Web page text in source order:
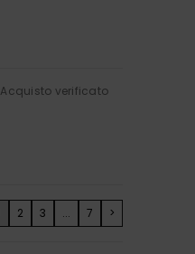
Acquisto verificato
2 3 ... 7 >